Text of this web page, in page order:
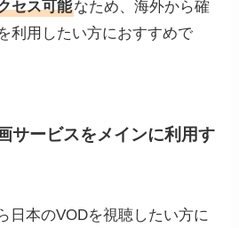
セス可能なため、海外から確
利用したい方におすすめで
サービスをメインに利用す
日本のVODを視聴したい方に